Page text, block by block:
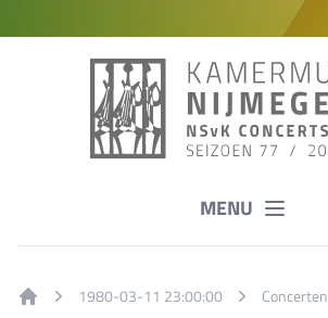
MENU
1980-03-11 23:00:00 Concerten